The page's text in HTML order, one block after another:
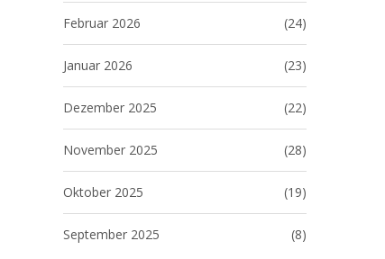
Februar 2026 (24)
Januar 2026 (23)
Dezember 2025 (22)
November 2025 (28)
Oktober 2025 (19)
September 2025 (8)